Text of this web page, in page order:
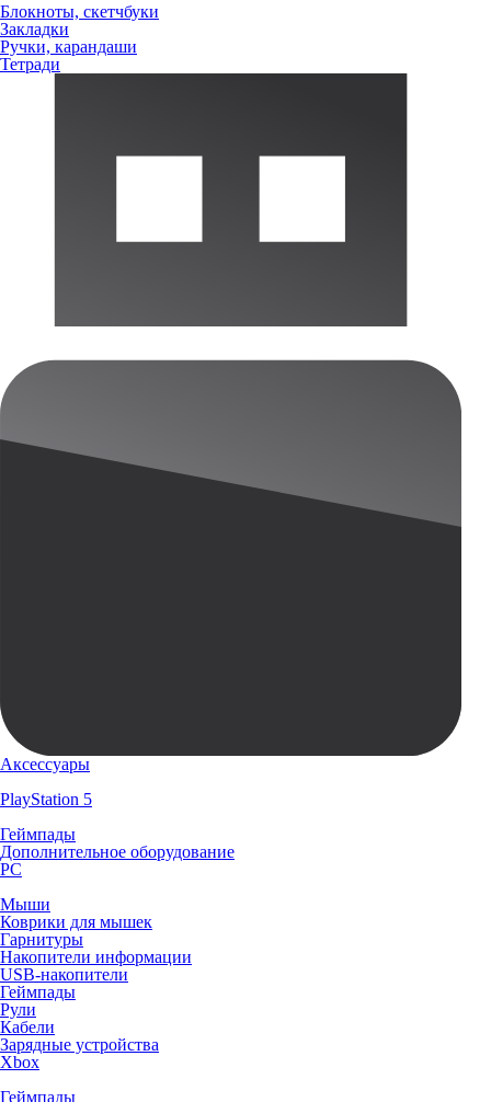
Блокноты, скетчбуки
Закладки
Ручки, карандаши
Тетради
Аксессуары
PlayStation 5
Геймпады
Дополнительное оборудование
PC
Мыши
Коврики для мышек
Гарнитуры
Накопители информации
USB-накопители
Геймпады
Рули
Кабели
Зарядные устройства
Xbox
Геймпады